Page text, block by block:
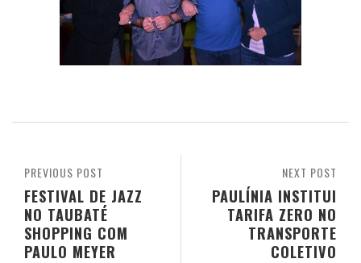
NEXT POST
PAULÍNIA INSTITUI
TARIFA ZERO NO
TRANSPORTE
COLETIVO
PREVIOUS POST
FESTIVAL DE JAZZ
NO TAUBATÉ
SHOPPING COM
PAULO MEYER